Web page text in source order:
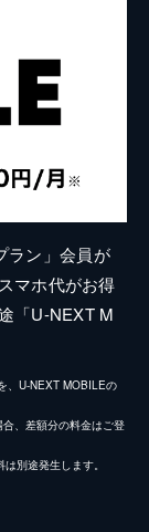
ラン」会員が
マホ代がお得
「U-NEXT M
、U-NEXT MOBILEの
、差額分の料金はご登
別途発生します。